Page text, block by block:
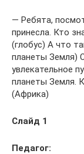
— Ребята,
принесла. Кто
(глобус) А что
планеты Земля)
увлекательное
планеты Земля.
(Африка)
Слайд 1
Педагог: